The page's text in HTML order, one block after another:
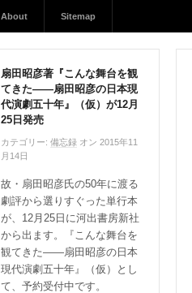
About Sitemap
扇田昭彦著『こんな舞台を観
てきた――扇田昭彦の日本現
代演劇五十年』（仮）が12月
25日発売
カテゴリー: 備忘録 オン 2015年11
月14日
故・扇田昭彦氏の50年に渡る
劇評から選りすぐった単行本
が、12月25日に河出書房新社
から出ます。『こんな舞台を
観てきた――扇田昭彦の日本
現代演劇五十年』（仮）とし
て、予約受付中です。